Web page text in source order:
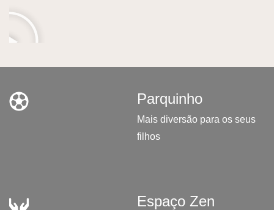
Parquinho
Mais diversão para os seus
filhos
Espaço Zen